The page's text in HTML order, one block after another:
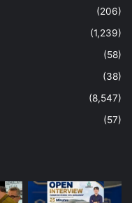
(206)
(1,239)
(58)
(38)
(8,547)
(57)